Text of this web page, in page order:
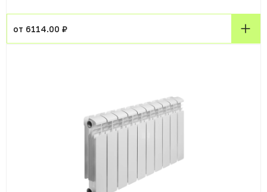
от 6114.00 ₽